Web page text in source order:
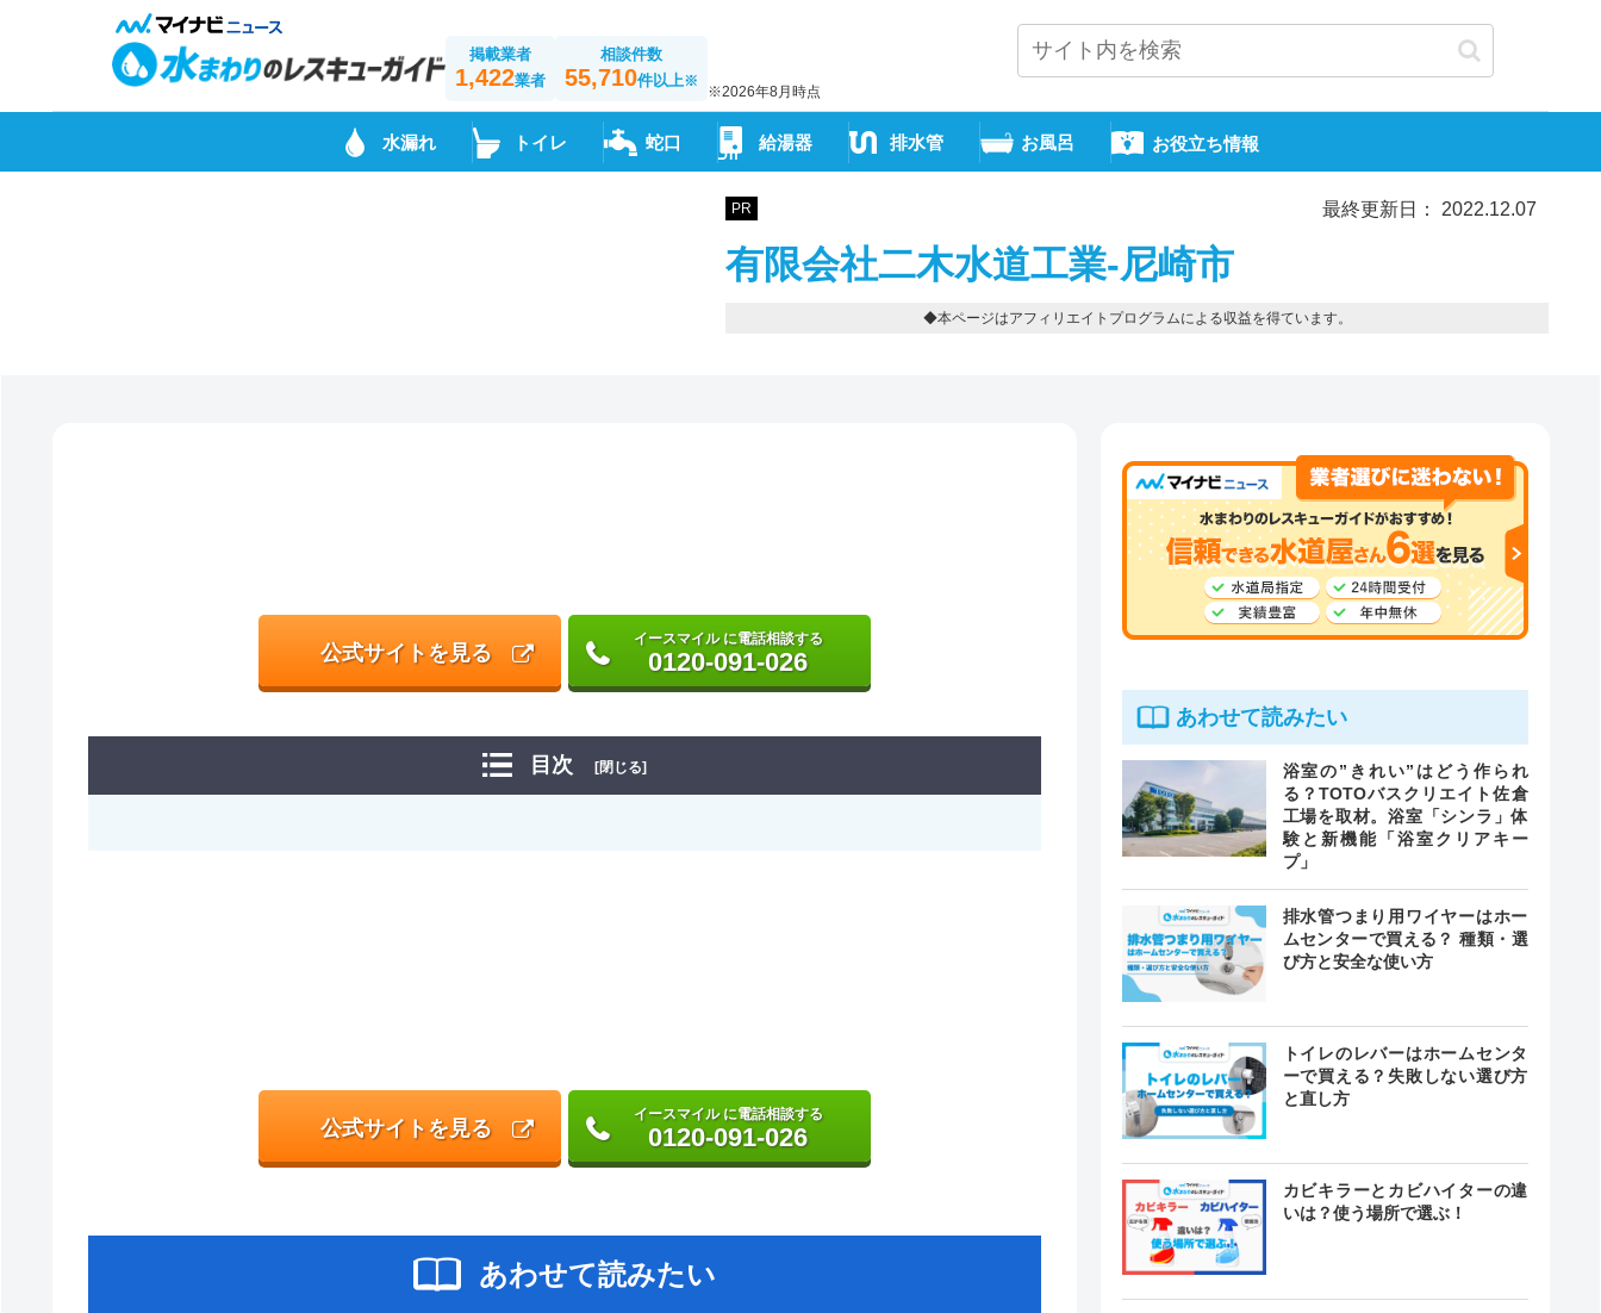
掲載業者
1,422業者
相談件数
55,710件以上※
※2026年8月時点
水漏れ トイレ 蛇口 給湯器 排水管 お風呂 お役立ち情報
PR 最終更新日： 2022.12.07
有限会社二木水道工業-尼崎市
◆本ページはアフィリエイトプログラムによる収益を得ています。
公式サイトを見る
イースマイル に電話相談する
0120-091-026
目次 [閉じる]
公式サイトを見る
イースマイル に電話相談する
0120-091-026
あわせて読みたい
あわせて読みたい
浴室の”きれい”はどう作られ
る？TOTOバスクリエイト佐倉
工場を取材。浴室「シンラ」体
験と新機能「浴室クリアキー
プ」
排水管つまり用ワイヤーはホー
ムセンターで買える？ 種類・選
び方と安全な使い方
トイレのレバーはホームセンタ
ーで買える？失敗しない選び方
と直し方
カビキラーとカビハイターの違
いは？使う場所で選ぶ！